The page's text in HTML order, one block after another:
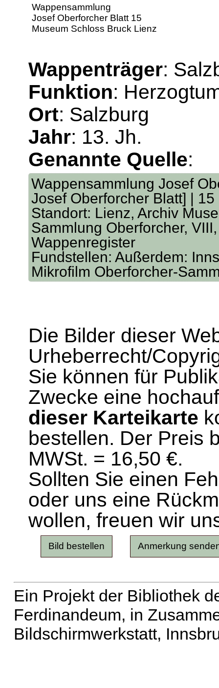
Wappensammlung
Josef Oberforcher Blatt 15
Museum Schloss Bruck Lienz
Wappenträger:
Funktion:
Ort: Salzburg
Jahr: 13. Jh.
Genannte Quelle:
Wappensammlung Josef
Josef Oberforcher Blatt] | 15
Standort: Lienz, Archiv
Sammlung Oberforcher,
Wappenregister
Fundstellen: Außerdem:
Mikrofilm Oberforcher-
Die Bilder dieser
Urheberrecht/
Sie können für
Zwecke eine
dieser Karteikarte
bestellen. Der Preis
MWSt. = 16,50 €.
Sollten Sie einen
oder uns eine
wollen, freuen wir
Ein Projekt der Bibliothek
Ferdinandeum, in
Bildschirmwerkstatt,